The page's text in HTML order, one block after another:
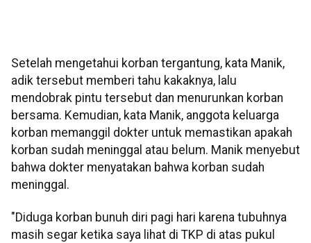
Setelah mengetahui korban tergantung, kata Manik,
adik tersebut memberi tahu kakaknya, lalu
mendobrak pintu tersebut dan menurunkan korban
bersama. Kemudian, kata Manik, anggota keluarga
korban memanggil dokter untuk memastikan apakah
korban sudah meninggal atau belum. Manik menyebut
bahwa dokter menyatakan bahwa korban sudah
meninggal.
"Diduga korban bunuh diri pagi hari karena tubuhnya
masih segar ketika saya lihat di TKP di atas pukul